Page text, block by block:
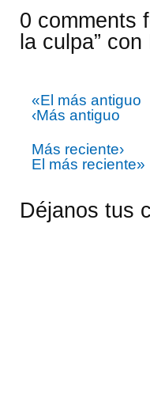
0 comments
la culpa”
«El más antiguo
‹Más antiguo
Más reciente›
El más reciente»
Déjanos tus